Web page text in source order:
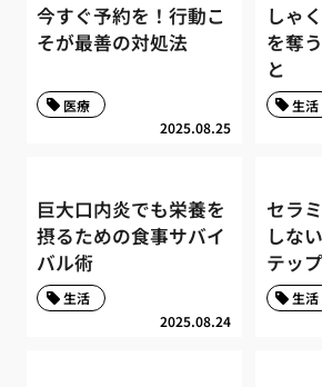
今すぐ予約を！行動こ
そが最善の対処法
2025.08.25
医療
しゃ
を奪
と
生活
巨大口内炎でも栄養を
摂るための食事サバイ
バル術
2025.08.24
生活
セラ
しな
テップ
生活